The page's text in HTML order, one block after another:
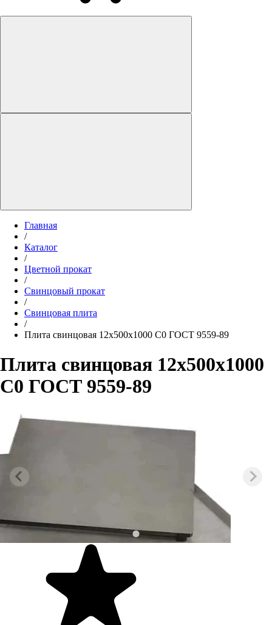
Главная
/
Каталог
/
Цветной прокат
/
Свинцовый прокат
/
Свинцовая плита
/
Плита свинцовая 12x500x1000 С0 ГОСТ 9559-89
Плита свинцовая 12x500x1000
С0 ГОСТ 9559-89